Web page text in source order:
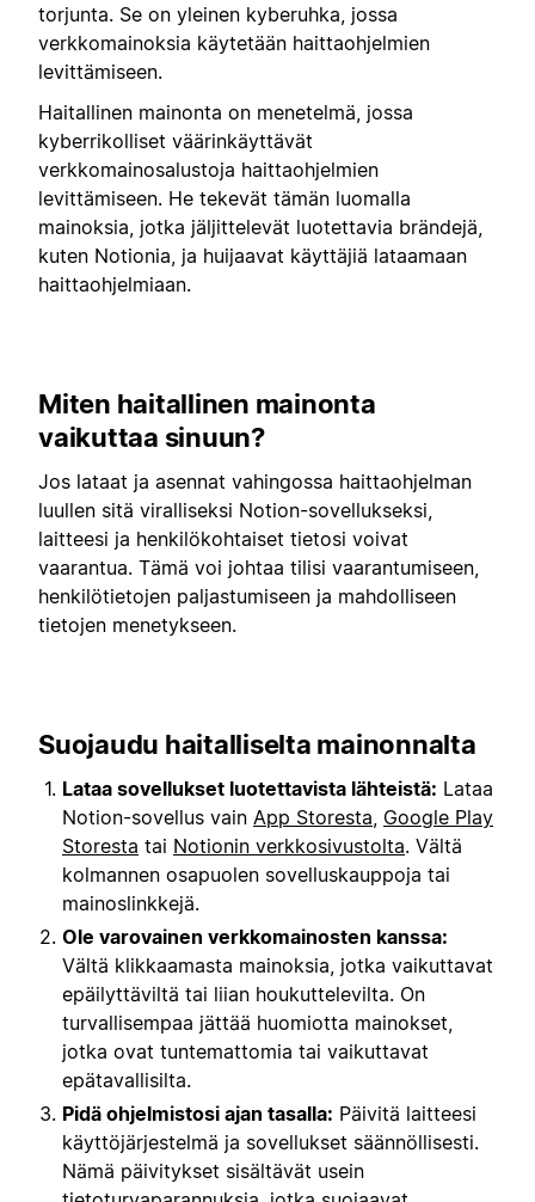
torjunta. Se on yleinen kyberuhka, jossa
verkkomainoksia käytetään haittaohjelmien
levittämiseen.
Haitallinen mainonta on menetelmä, jossa
kyberrikolliset väärinkäyttävät
verkkomainosalustoja haittaohjelmien
levittämiseen. He tekevät tämän luomalla
mainoksia, jotka jäljittelevät luotettavia brändejä,
kuten Notionia, ja huijaavat käyttäjiä lataamaan
haittaohjelmiaan.
Miten haitallinen mainonta
vaikuttaa sinuun?
Jos lataat ja asennat vahingossa haittaohjelman
luullen sitä viralliseksi Notion-sovellukseksi,
laitteesi ja henkilökohtaiset tietosi voivat
vaarantua. Tämä voi johtaa tilisi vaarantumiseen,
henkilötietojen paljastumiseen ja mahdolliseen
tietojen menetykseen.
Suojaudu haitalliselta mainonnalta
Lataa sovellukset luotettavista lähteistä: Lataa
Notion-sovellus vain App Storesta Google Play
Storesta tai Notionin verkkosivustolta. Vältä
kolmannen osapuolen sovelluskauppoja tai
mainoslinkkejä.
Ole varovainen verkkomainosten kanssa:
Vältä klikkaamasta mainoksia, jotka vaikuttavat
epäilyttäviltä tai liian houkuttelevilta. On
turvallisempaa jättää huomiotta mainokset,
jotka ovat tuntemattomia tai vaikuttavat
epätavallisilta.
Pidä ohjelmistosi ajan tasalla: Päivitä laitteesi
käyttöjärjestelmä ja sovellukset säännöllisesti.
Nämä päivitykset sisältävät usein